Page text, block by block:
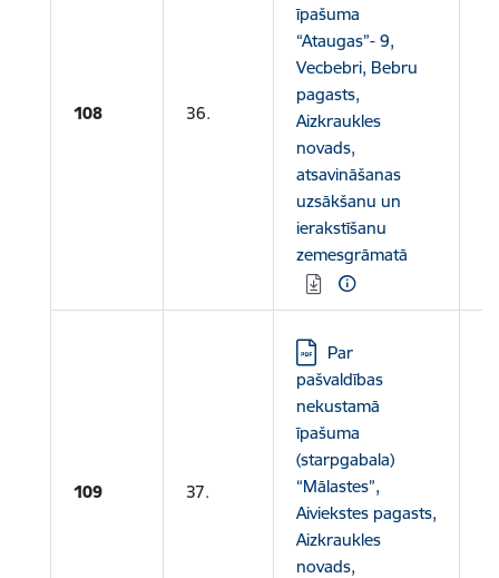
108 36.
īpašuma
“Ataugas”- 9,
Vecbebri, Bebru
pagasts,
Aizkraukles
novads,
atsavināšanas
uzsākšanu un
ierakstīšanu
zemesgrāmatā
109 37.
Lejupielādēt:
Par
pašvaldības
nekustamā
īpašuma
(starpgabala)
“Mālastes”,
Aiviekstes pagasts,
Aizkraukles
novads,